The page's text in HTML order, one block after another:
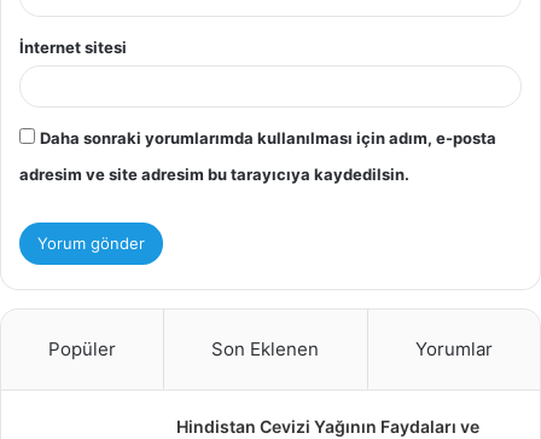
İnternet sitesi
Daha sonraki yorumlarımda kullanılması için adım, e-posta
adresim ve site adresim bu tarayıcıya kaydedilsin.
Popüler Son Eklenen Yorumlar
Hindistan Cevizi Yağının Faydaları ve